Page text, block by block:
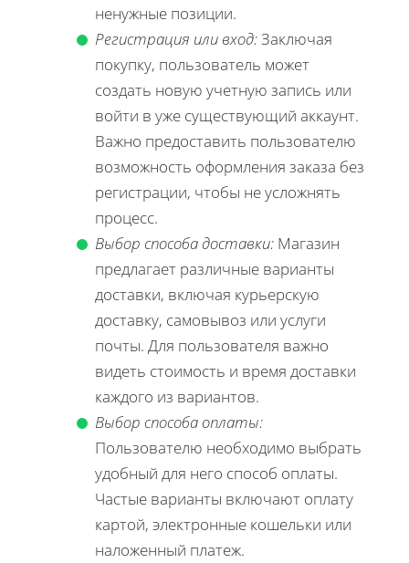
ненужные позиции.
Регистрация или вход:Заключая
покупку, пользователь может
создать новую учетную запись или
войти в уже существующий аккаунт.
Важно предоставить пользователю
возможность оформления заказа без
регистрации, чтобы не усложнять
процесс.
Выбор способа доставки: Магазин
предлагает различные варианты
доставки, включая курьерскую
доставку, самовывоз или услуги
почты. Для пользователя важно
видеть стоимость и время доставки
каждого из вариантов.
Выбор способа оплаты:
Пользователю необходимо выбрать
удобный для него способ оплаты.
Частые варианты включают оплату
картой, электронные кошельки или
наложенный платеж.